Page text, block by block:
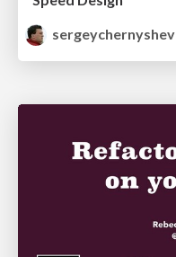
sergeychernyshev